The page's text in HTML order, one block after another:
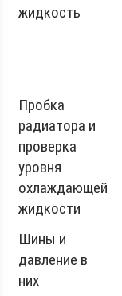
жидкость
Пробка
радиатора и
проверка
уровня
охлаждающей
жидкости
Шины и
давление в
них